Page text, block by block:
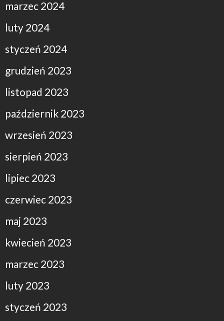
marzec 2024
luty 2024
styczeń 2024
grudzień 2023
listopad 2023
październik 2023
wrzesień 2023
sierpień 2023
lipiec 2023
czerwiec 2023
maj 2023
kwiecień 2023
marzec 2023
luty 2023
styczeń 2023